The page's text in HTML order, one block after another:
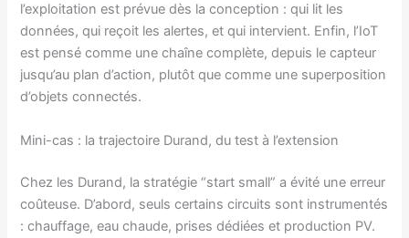
l’exploitation est prévue dès la conception : qui lit les
données, qui reçoit les alertes, et qui intervient. Enfin, l’IoT
est pensé comme une chaîne complète, depuis le capteur
jusqu’au plan d’action, plutôt que comme une superposition
d’objets connectés.
Mini-cas : la trajectoire Durand, du test à l’extension
Chez les Durand, la stratégie “start small” a évité une erreur
coûteuse. D’abord, seuls certains circuits sont instrumentés
: chauffage, eau chaude, prises dédiées et production PV.